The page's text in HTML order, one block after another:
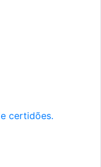
certidões.